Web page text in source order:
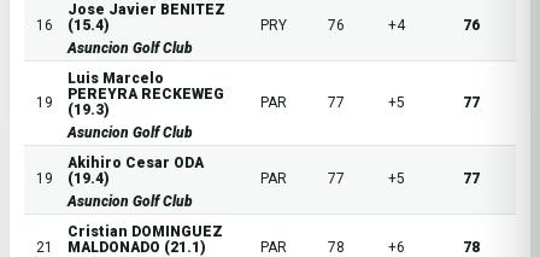
16
Jose Javier BENITEZ
(15.4)
Asuncion Golf Club
PRY 76 +4 76
19
Luis Marcelo
PEREYRA RECKEWEG
(19.3)
Asuncion Golf Club
PAR 77 +5 77
19
Akihiro Cesar ODA
(19.4)
Asuncion Golf Club
PAR 77 +5 77
21
Cristian DOMINGUEZ
MALDONADO (21.1)
PAR 78 +6 78